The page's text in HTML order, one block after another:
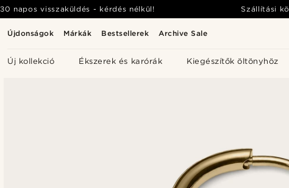
Újdonságok Márkák Bestsellerek Archive Sale
Új kollekció Ékszerek és karórák Kiegészítők öltönyhöz
30 napos visszaküldés - kérdés nélkül! Szállítási